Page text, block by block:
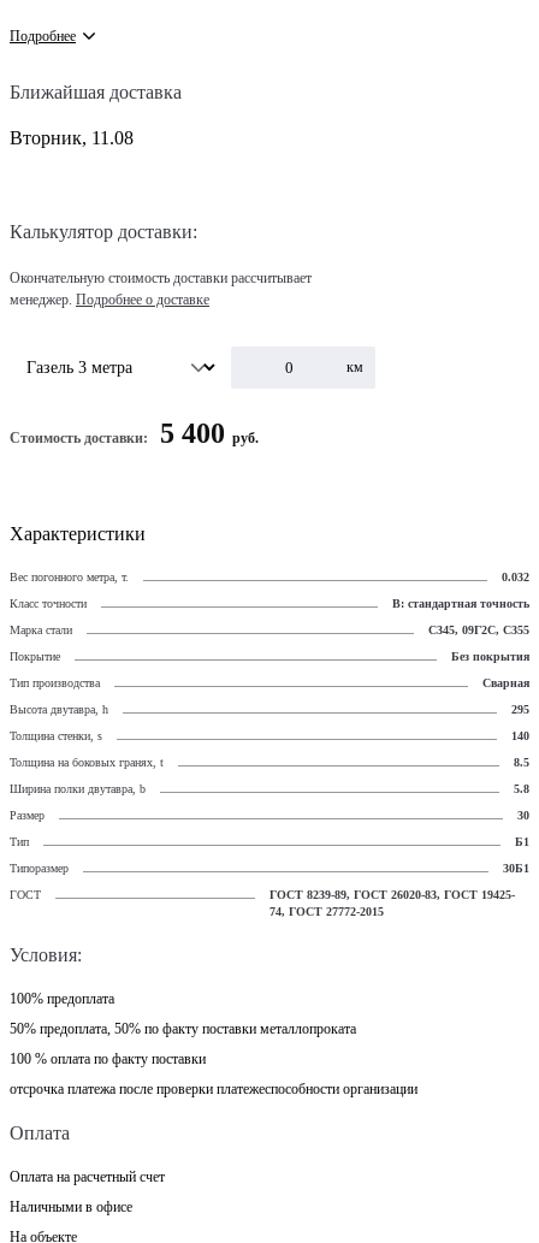
Подробнее
Ближайшая доставка
Вторник, 11.08
Калькулятор доставки:
Окончательную стоимость доставки рассчитывает
менеджер. Подробнее о доставке
км
Стоимость доставки: 5 400 руб.
Характеристики
Вес погонного метра, т.
0.032
Класс точности
В: стандартная точность
Марка стали
С345, 09Г2С, С355
Покрытие
Без покрытия
Тип производства
Сварная
Высота двутавра, h
295
Толщина стенки, s
140
Толщина на боковых гранях, t
8.5
Ширина полки двутавра, b
5.8
Размер
30
Тип
Б1
Типоразмер
30Б1
ГОСТ
ГОСТ 8239-89, ГОСТ 26020-83, ГОСТ 19425-
74, ГОСТ 27772-2015
Условия:
100% предоплата
50% предоплата, 50% по факту поставки металлопроката
100 % оплата по факту поставки
отсрочка платежа после проверки платежеспособности организации
Оплата
Оплата на расчетный счет
Наличными в офисе
На объекте